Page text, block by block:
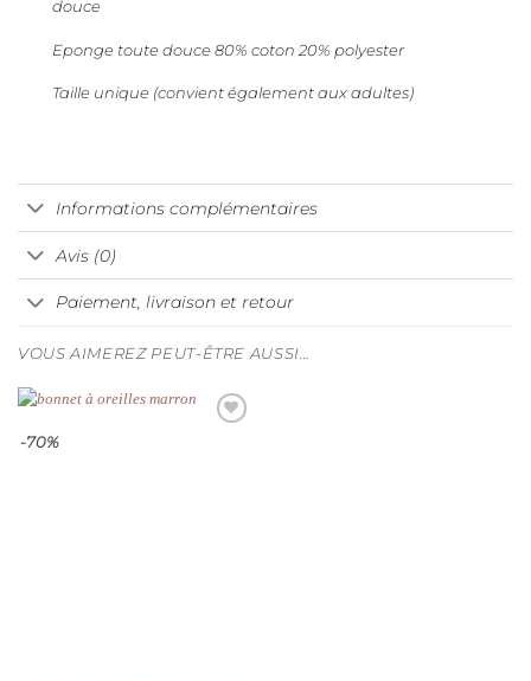
douce
Eponge toute douce 80% coton 20% polyester
Taille unique (convient également aux adultes)
Informations complémentaires
Avis (0)
Paiement, livraison et retour
VOUS AIMEREZ PEUT-ÊTRE AUSSI…
-70%